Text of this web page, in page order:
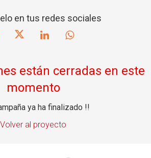
en tus redes sociales
están cerradas en este
momento
ya ha finalizado !!
Volver al proyecto